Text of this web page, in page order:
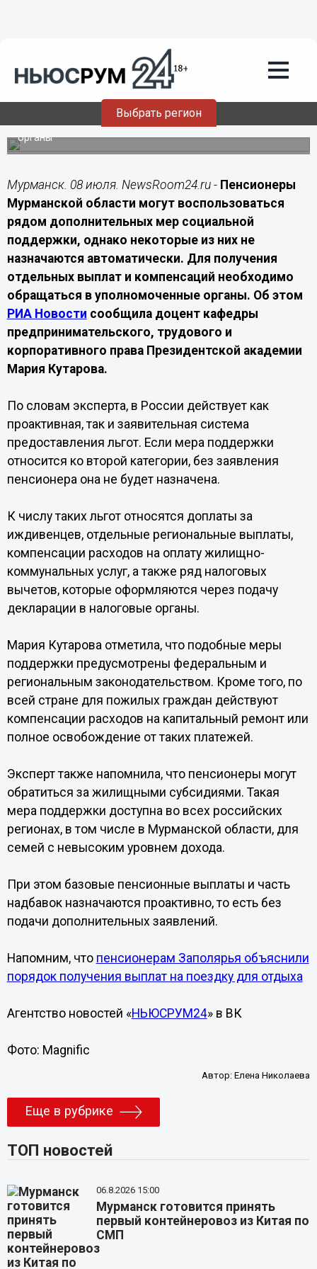
Выбрать регион
Пенсионерам Мурманской области
напомнили о дополнительных льготах
Часть мер социальной поддержки предоставляется
только после подачи заявления в уполномоченные
органы
Мурманск. 08 июля. NewsRoom24.ru - Пенсионеры
Мурманской области могут воспользоваться
рядом дополнительных мер социальной
поддержки, однако некоторые из них не
назначаются автоматически. Для получения
отдельных выплат и компенсаций необходимо
обращаться в уполномоченные органы. Об этом
РИА Новости сообщила доцент кафедры
предпринимательского, трудового и
корпоративного права Президентской академии
Мария Кутарова.
По словам эксперта, в России действует как
проактивная, так и заявительная система
предоставления льгот. Если мера поддержки
относится ко второй категории, без заявления
пенсионера она не будет назначена.
К числу таких льгот относятся доплаты за
иждивенцев, отдельные региональные выплаты,
компенсации расходов на оплату жилищно-
коммунальных услуг, а также ряд налоговых
вычетов, которые оформляются через подачу
декларации в налоговые органы.
Мария Кутарова отметила, что подобные меры
поддержки предусмотрены федеральным и
региональным законодательством. Кроме того, по
всей стране для пожилых граждан действуют
компенсации расходов на капитальный ремонт или
полное освобождение от таких платежей.
Эксперт также напомнила, что пенсионеры могут
обратиться за жилищными субсидиями. Такая
мера поддержки доступна во всех российских
регионах, в том числе в Мурманской области, для
семей с невысоким уровнем дохода.
При этом базовые пенсионные выплаты и часть
надбавок назначаются проактивно, то есть без
подачи дополнительных заявлений.
Напомним, что пенсионерам Заполярья объяснили
порядок получения выплат на поездку для отдыха
Агентство новостей «НЬЮСРУМ24» в ВК
Фото: Magnific
Автор:Елена Николаева
Еще в рубрике
ТОП новостей
06.8.2026 15:00
Мурманск готовится принять
первый контейнеровоз из Китая по
СМП